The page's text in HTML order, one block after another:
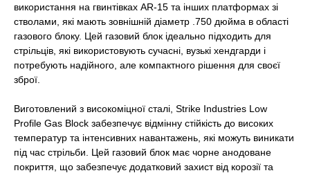
використання на гвинтівках AR-15 та інших платформах зі
стволами, які мають зовнішній діаметр .750 дюйма в області
газового блоку. Цей газовий блок ідеально підходить для
стрільців, які використовують сучасні, вузькі хендгарди і
потребують надійного, але компактного рішення для своєї
зброї.
Виготовлений з високоміцної сталі, Strike Industries Low
Profile Gas Block забезпечує відмінну стійкість до високих
температур та інтенсивних навантажень, які можуть виникати
під час стрільби. Цей газовий блок має чорне анодоване
покриття, що забезпечує додатковий захист від корозії та